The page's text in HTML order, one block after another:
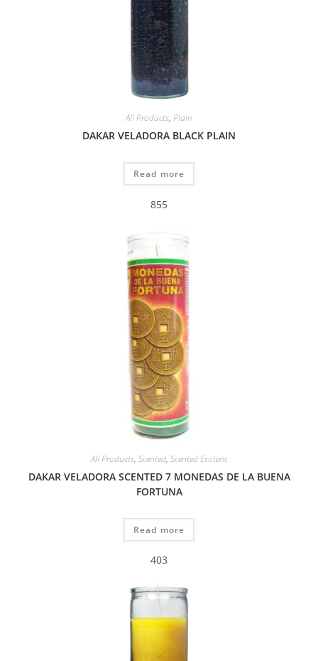
All Products, Plain
DAKAR VELADORA BLACK PLAIN
Read more
855
All Products, Scented, Scented Esoteric
DAKAR VELADORA SCENTED 7 MONEDAS DE LA BUENA
FORTUNA
Read more
403